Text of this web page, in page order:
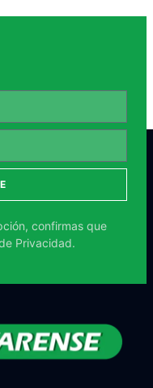
confirmas que
Privacidad.